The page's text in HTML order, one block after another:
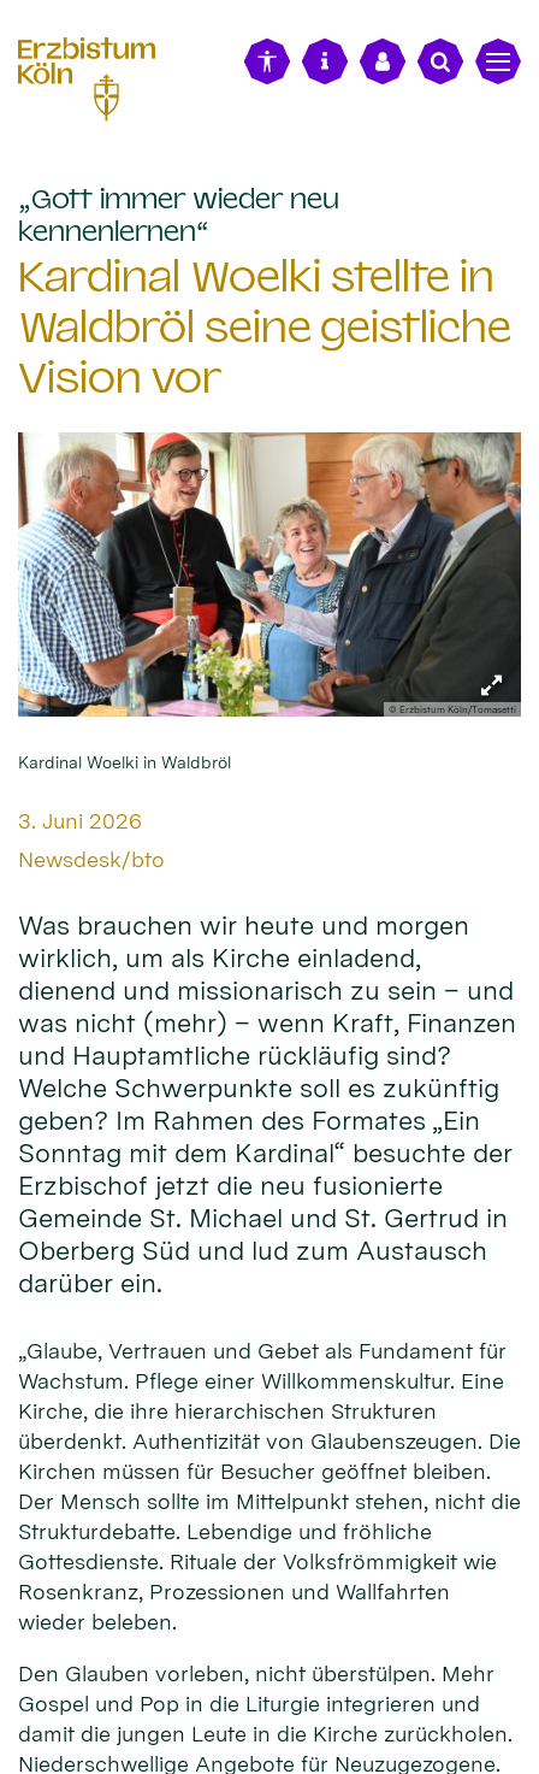
„Gott immer wieder neu
kennenlernen“
Kardinal Woelki stellte in
Waldbröl seine geistliche
Vision vor
© Erzbistum Köln/Tomasetti
Kardinal Woelki in Waldbröl
Datum:
3. Juni 2026
Von:
Newsdesk/bto
Was brauchen wir heute und morgen
wirklich, um als Kirche einladend,
dienend und missionarisch zu sein – und
was nicht (mehr) – wenn Kraft, Finanzen
und Hauptamtliche rückläufig sind?
Welche Schwerpunkte soll es zukünftig
geben? Im Rahmen des Formates „Ein
Sonntag mit dem Kardinal“ besuchte der
Erzbischof jetzt die neu fusionierte
Gemeinde St. Michael und St. Gertrud in
Oberberg Süd und lud zum Austausch
darüber ein.
„Glaube, Vertrauen und Gebet als Fundament für
Wachstum. Pflege einer Willkommenskultur. Eine
Kirche, die ihre hierarchischen Strukturen
überdenkt. Authentizität von Glaubenszeugen. Die
Kirchen müssen für Besucher geöffnet bleiben.
Der Mensch sollte im Mittelpunkt stehen, nicht die
Strukturdebatte. Lebendige und fröhliche
Gottesdienste. Rituale der Volksfrömmigkeit wie
Rosenkranz, Prozessionen und Wallfahrten
wieder beleben.
Den Glauben vorleben, nicht überstülpen. Mehr
Gospel und Pop in die Liturgie integrieren und
damit die jungen Leute in die Kirche zurückholen.
Niederschwellige Angebote für Neuzugezogene.